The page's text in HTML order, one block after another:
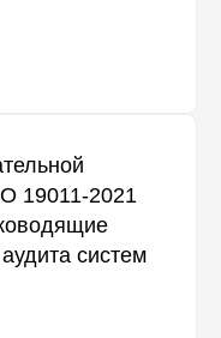
19011-2021
систем